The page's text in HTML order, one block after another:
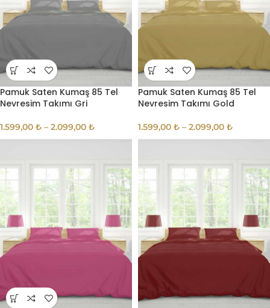
Pamuk Saten Kumaş 85 Tel
Nevresim Takımı Gri
1.599,00 ₺ – 2.099,00 ₺
Pamuk Saten Kumaş 85 Tel
Nevresim Takımı Gold
1.599,00 ₺ – 2.099,00 ₺